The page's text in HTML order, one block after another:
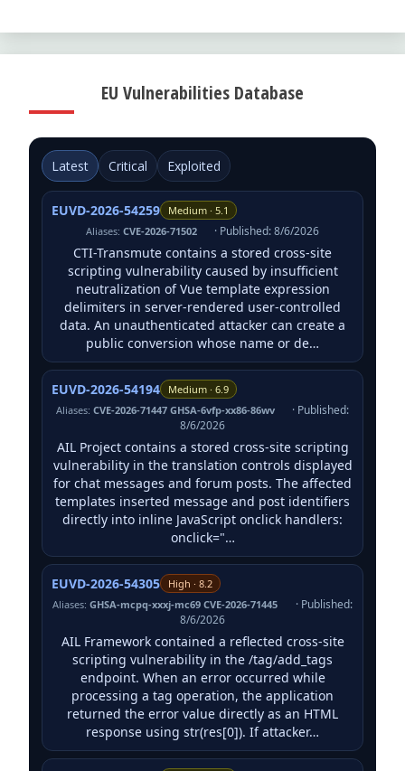
EU Vulnerabilities Database
Latest Critical Exploited
EUVD-2026-54259
Medium · 5.1
Aliases: CVE-2026-71502 · Published: 8/6/2026
CTI-Transmute contains a stored cross-site
scripting vulnerability caused by insufficient
neutralization of Vue template expression
delimiters in server-rendered user-controlled
data. An unauthenticated attacker can create a
public conversion whose name or de…
EUVD-2026-54194
Medium · 6.9
Aliases: CVE-2026-71447 GHSA-6vfp-xx86-86wv
· Published:
8/6/2026
AIL Project contains a stored cross-site scripting
vulnerability in the translation controls displayed
for chat messages and forum posts. The affected
templates inserted message and post identifiers
directly into inline JavaScript onclick handlers:
onclick="…
EUVD-2026-54305
High · 8.2
Aliases:GHSA-mcpq-xxxj-mc69 CVE-2026-71445
· Published:
8/6/2026
AIL Framework contained a reflected cross-site
scripting vulnerability in the /tag/add_tags
endpoint. When an error occurred while
processing a tag operation, the application
returned the error value directly as an HTML
response using str(res[0]). If attacker…